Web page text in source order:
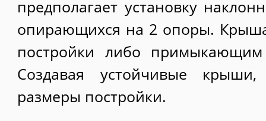
предполагает установку
опирающихся на 2 опоры.
постройки либо
Создавая устойчивые крыши,
размеры постройки.